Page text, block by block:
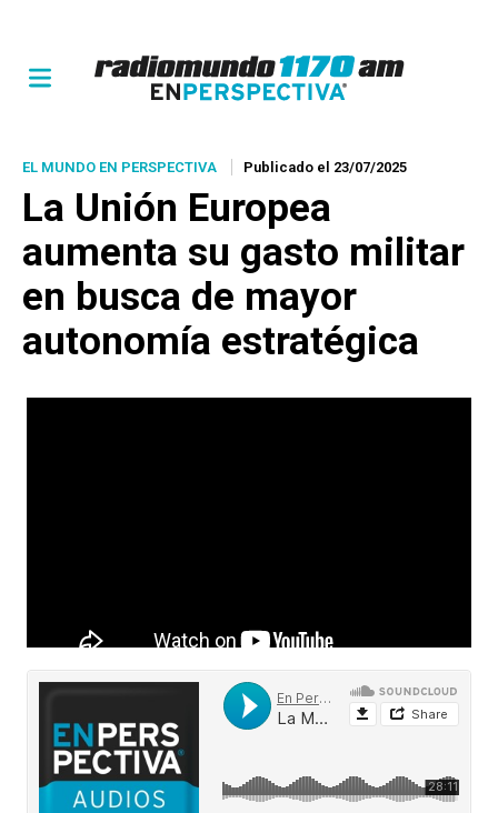
EL MUNDO EN PERSPECTIVA Publicado el 23/07/2025
La Unión Europea
aumenta su gasto militar
en busca de mayor
autonomía estratégica